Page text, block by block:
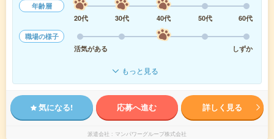
年齢層
20代
30代 40代 50代
60代
職場の様子
活気がある
しずか
もっと見る
気になる! 応募へ進む 詳しく見る
派遣会社 マンパワーグループ株式会社